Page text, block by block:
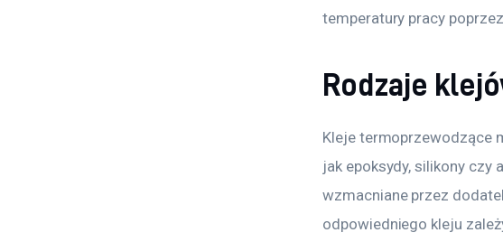
temperatury pracy
Rodzaje
Kleje termoprzewodzące
jak epoksydy, silikony czy
wzmacniane przez
odpowiedniego kleju